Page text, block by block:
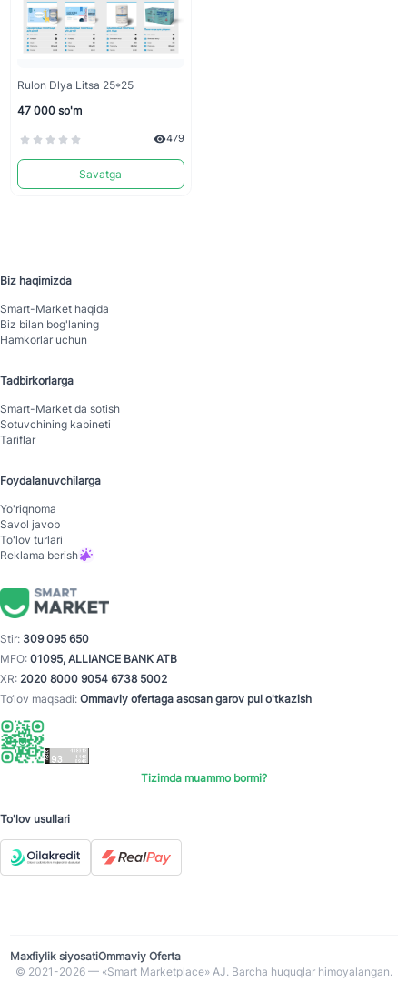
Rulon Dlya Litsa 25*25
47 000 so'm
479
Savatga
Biz haqimizda
Smart-Mаrket haqida
Biz bilan bog'laning
Hamkorlar uchun
Tadbirkorlarga
Smart-Mаrket da sotish
Sotuvchining kabineti
Tariflar
Foydalanuvchilarga
Yo'riqnoma
Savol javob
To'lov turlari
Reklama berish
Stir: 309 095 650
MFO: 01095, ALLIANCE BANK ATB
XR: 2020 8000 9054 6738 5002
To‘lov maqsadi: Ommaviy ofertaga asosan garov pul o'tkazish
Tizimda muammo bormi?
To'lov usullari
Maxfiylik siyosatiOmmaviy Oferta
© 2021-2026 — «Smart Marketplace» AJ. Barcha huquqlar himoyalangan.